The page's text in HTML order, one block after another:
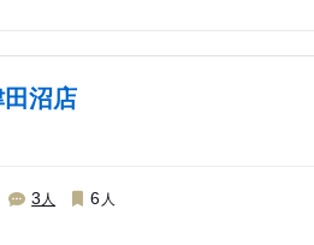
沼店
3 人 6 人